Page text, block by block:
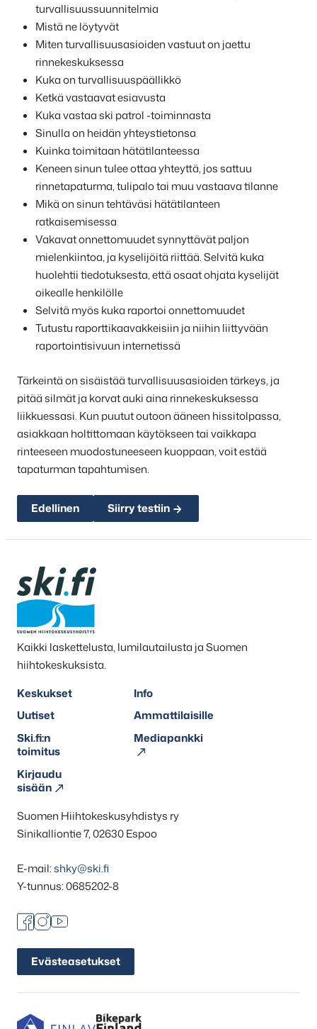
turvallisuussuunnitelmia
Mistä ne löytyvät
Miten turvallisuusasioiden vastuut on jaettu
rinnekeskuksessa
Kuka on turvallisuuspäällikkö
Ketkä vastaavat esiavusta
Kuka vastaa ski patrol -toiminnasta
Sinulla on heidän yhteystietonsa
Kuinka toimitaan hätätilanteessa
Keneen sinun tulee ottaa yhteyttä, jos sattuu
rinnetapaturma, tulipalo tai muu vastaava tilanne
Mikä on sinun tehtäväsi hätätilanteen
ratkaisemisessa
Vakavat onnettomuudet synnyttävät paljon
mielenkiintoa, ja kyselijöitä riittää. Selvitä kuka
huolehtii tiedotuksesta, että osaat ohjata kyselijät
oikealle henkilölle
Selvitä myös kuka raportoi onnettomuudet
Tutustu raporttikaavakkeisiin ja niihin liittyvään
raportointisivuun internetissä
Tärkeintä on sisäistää turvallisuusasioiden tärkeys, ja
pitää silmät ja korvat auki aina rinnekeskuksessa
liikkuessasi. Kun puutut outoon ääneen hissitolpassa,
asiakkaan holtittomaan käytökseen tai vaikkapa
rinteeseen muodostuneeseen kuoppaan, voit estää
tapaturman tapahtumisen.
Edellinen Siirry testiin
Kaikki laskettelusta, lumilautailusta ja Suomen
hiihtokeskuksista.
Keskukset
Info
Uutiset
Ammattilaisille
Ski.fi:n
toimitus
Mediapankki
Kirjaudu
sisään
Suomen Hiihtokeskusyhdistys ry
Sinikalliontie 7, 02630 Espoo
E-mail:shky@ski.fi
Y-tunnus: 0685202-8
Facebook
Instagram
Youtube
Evästeasetukset